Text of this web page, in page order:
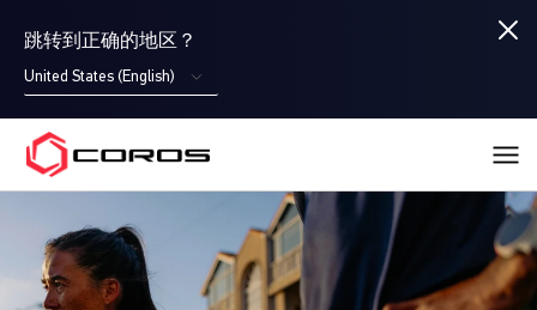
跳转到正确的地区？
United States (English)
COROS